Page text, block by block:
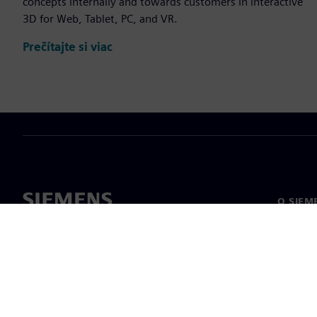
3D for Web, Tablet, PC, and VR.
Prečítajte si viac
O